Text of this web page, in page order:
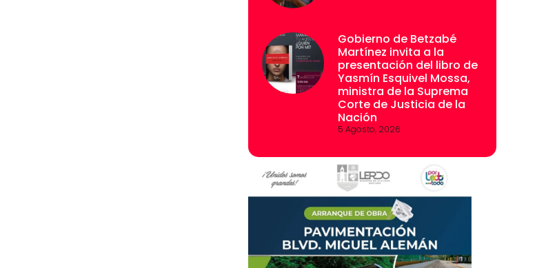
Gobierno de Betzabé
Martínez invita a la
presentación del libro de
Yasmín Esquivel Mossa,
ministra de la Suprema
Corte de Justicia de la
Nación
5 Agosto, 2026